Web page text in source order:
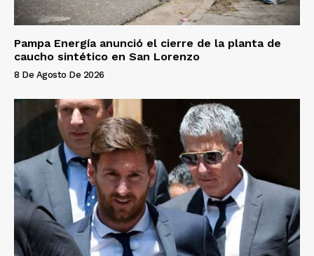
Pampa Energía anunció el cierre de la planta de
caucho sintético en San Lorenzo
8 De Agosto De 2026